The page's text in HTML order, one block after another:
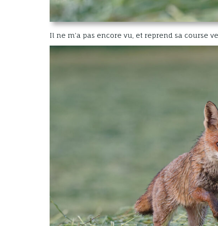
Il ne m’a pas encore vu, et reprend sa course